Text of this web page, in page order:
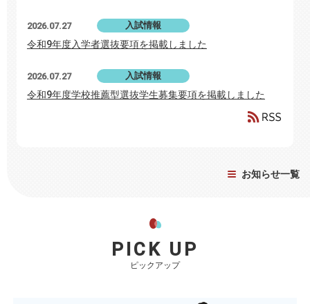
お知らせ一覧
2026.07.27 入試情報
令和9年度入学者選抜要項を掲載しました
2026.07.27 入試情報
令和9年度学校推薦型選抜学生募集要項を掲載しました
PICK UP
ピックアップ